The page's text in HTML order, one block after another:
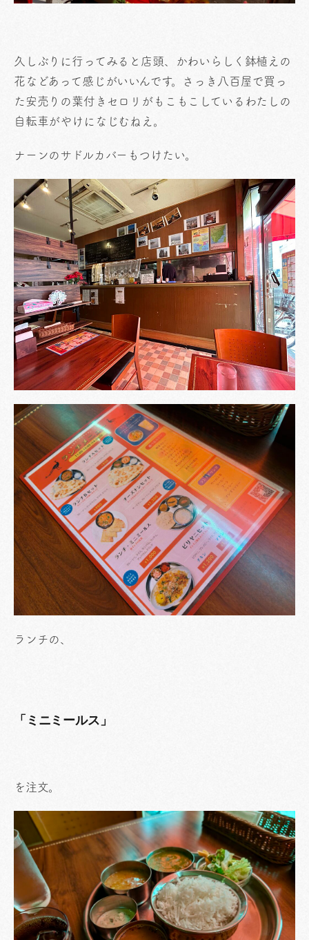
久しぶりに行ってみると店頭、かわいらしく鉢植えの
花などあって感じがいいんです。さっき八百屋で買っ
た安売りの葉付きセロリがもこもこしているわたしの
自転車がやけになじむねえ。
ナーンのサドルカバーもつけたい。
ランチの、
「ミニミールス」
を注文。